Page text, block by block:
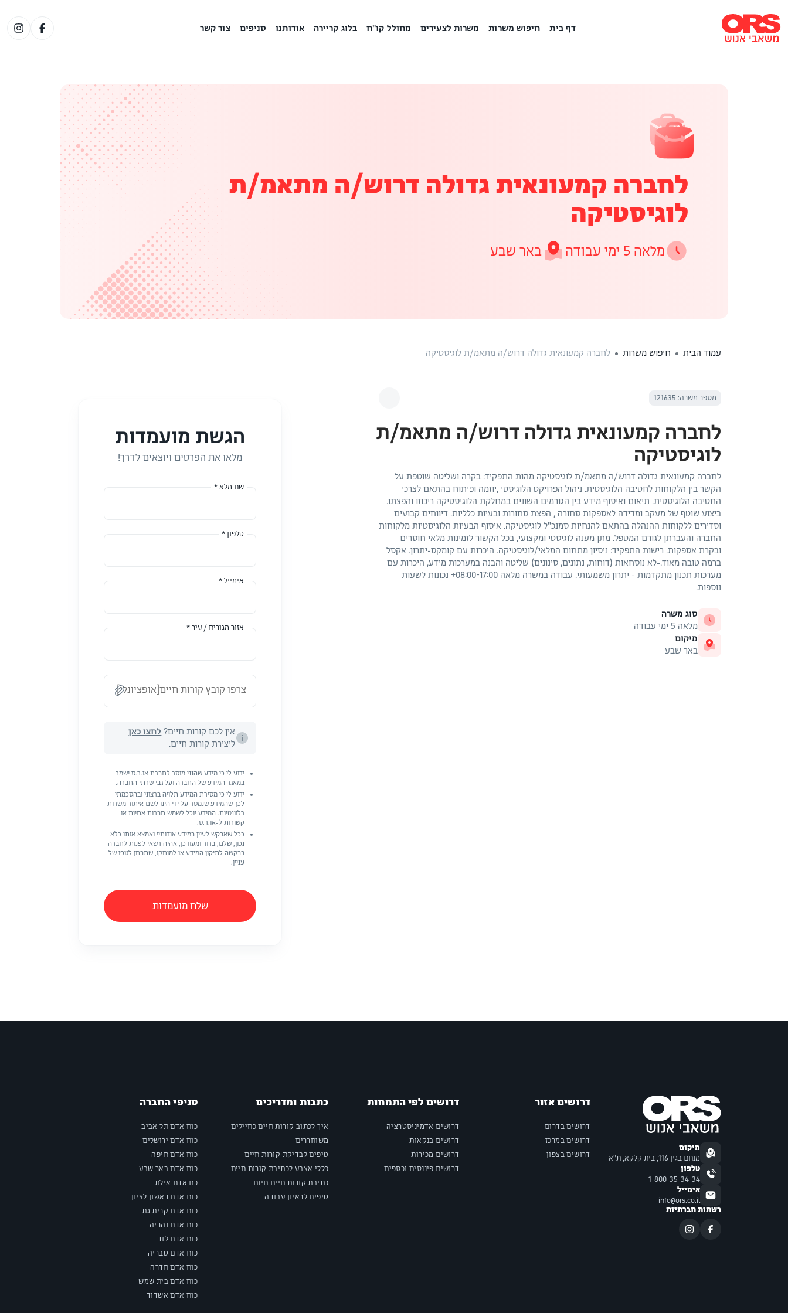
דף בית חיפוש משרות משרות לצעירים מחולל קו"ח בלוג קריירה אודותנו סניפים צור קשר
לחברה קמעונאית גדולה דרוש/ה מתאמ/ת
לוגיסטיקה
מלאה 5 ימי עבודה באר שבע
עמוד הבית חיפוש משרות לחברה קמעונאית גדולה דרוש/ה מתאמ/ת לוגיסטיקה
מספר משרה: 121635
לחברה קמעונאית גדולה דרוש/ה מתאמ/ת
לוגיסטיקה
לחברה קמעונאית גדולה דרוש/ה מתאמ/ת לוגיסטיקה מהות התפקיד: בקרה ושליטה שוטפת על
הקשר בין הלקוחות לחטיבה הלוגיסטית. ניהול הפרויקט הלוגיסטי ,יוזמה ופיתוח בהתאם לצרכי
החטיבה הלוגיסטית. תיאום ואיסוף מידע בין הגורמים השונים במחלקת הלוגיסטיקה ריכוזו והפצתו.
ביצוע שוטף של מעקב ומדידה לאספקות סחורה , הפצת סחורות ובעיות כלליות. דיווחים קבועים
וסדירים ללקוחות ההנהלה בהתאם להנחיות סמנכ"ל לוגיסטיקה. איסוף הבעיות הלוגיסטיות מלקוחות
החברה והעברתן לגורם המטפל. מתן מענה לוגיסטי ומקצועי, בכל הקשור לזמינות מלאי חוסרים
ובקרת אספקות. רישות התפקיד: ניסיון מתחום המלאי/לוגיסטיקה. היכרות עם קומקס-יתרון. אקסל
ברמה טובה מאוד.-לא נוסחאות (דוחות, נתונים, סינונים) שליטה והבנה במערכות מידע, היכרות עם
מערכות תכנון מתקדמות - יתרון משמעותי. עבודה במשרה מלאה 08:00-17:00+ נכונות לשעות
נוספות.
סוג משרה
מלאה 5 ימי עבודה
מיקום
באר שבע
הגשת מועמדות
מלאו את הפרטים ויוצאים לדרך!
שם מלא *
טלפון *
אימייל *
אזור מגורים / עיר *
צרפו קובץ קורות חיים[אופציונלי]
אין לכם קורות חיים? לחצו כאן
ליצירת קורות חיים.
ידוע לי כי מידע שהנני מוסר לחברת או.ר.ס ישמר
במאגר המידע של החברה ועל גבי שרתי החברה.
ידוע לי כי מסירת המידע תלויה ברצוני ובהסכמתי
לכך שהמידע שנמסר על ידי הינו לשם איתור משרות
רלוונטיות. המידע יוכל לשמש חברות אחיות או
קשורות ל-או.ר.ס.
ככל שאבקש לעיין במידע אודותיי ואמצא אותו כלא
נכון, שלם, ברור ומעודכן, אהיה רשאי לפנות לחברה
בבקשה לתיקון המידע או למוחקו, שתבחן לגופו של
עניין.
שלח מועמדות
מיקום
מנחם בגין 116, בית קלקא, ת"א
טלפון
1-800-35-34-34
אימייל
info@ors.co.il
רשתות חברתיות
דרושים אזור
דרושים בדרום
דרושים במרכז
דרושים בצפון
דרושים לפי התמחות
דרושים אדמיניסטרציה
דרושים בנקאות
דרושים מכירות
דרושים פיננסים וכספים
כתבות ומדריכים
איך לכתוב קורות חיים כחיילים
משוחררים
טיפים לבדיקת קורות חיים
כללי אצבע לכתיבת קורות חיים
כתיבת קורות חיים חינם
טיפים לראיון עבודה
סניפי החברה
כוח אדם תל אביב
כוח אדם ירושלים
כוח אדם חיפה
כוח אדם באר שבע
כח אדם אילת
כוח אדם ראשון לציון
כוח אדם קרית גת
כוח אדם נהריה
כוח אדם לוד
כוח אדם טבריה
כוח אדם חדרה
כוח אדם בית שמש
כוח אדם אשדוד